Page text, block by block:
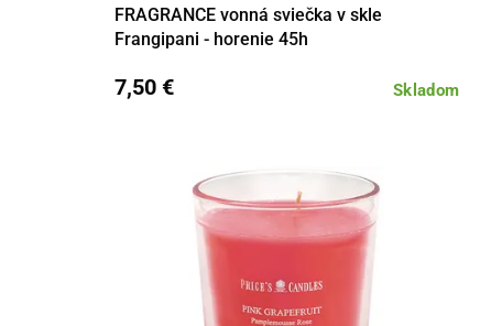
Detail Do košíka
FRAGRANCE vonná sviečka v skle
Frangipani - horenie 45h
Skladom
7,50 €